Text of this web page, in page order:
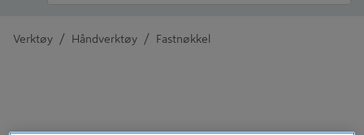
Verktøy / Håndverktøy / Fastnøkkel